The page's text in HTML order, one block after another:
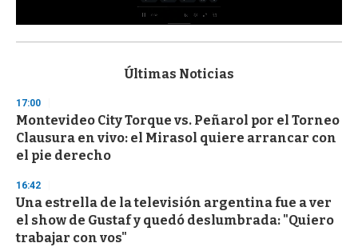
s
d
s
o
f
3
s
e
c
o
n
Últimas Noticias
17:00
Montevideo City Torque vs. Peñarol por el Torneo
Clausura en vivo: el Mirasol quiere arrancar con
el pie derecho
16:42
Una estrella de la televisión argentina fue a ver
el show de Gustaf y quedó deslumbrada: "Quiero
trabajar con vos"